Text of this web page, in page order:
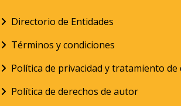
Directorio de Entidades
Términos y condiciones
Política de privacidad y tratamiento
Política de derechos de autor